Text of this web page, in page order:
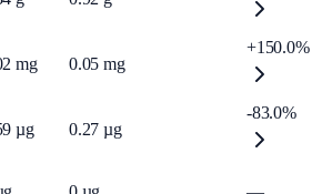
mg 0.05 mg
+150.0%
µg 0.27 µg
-83.0%